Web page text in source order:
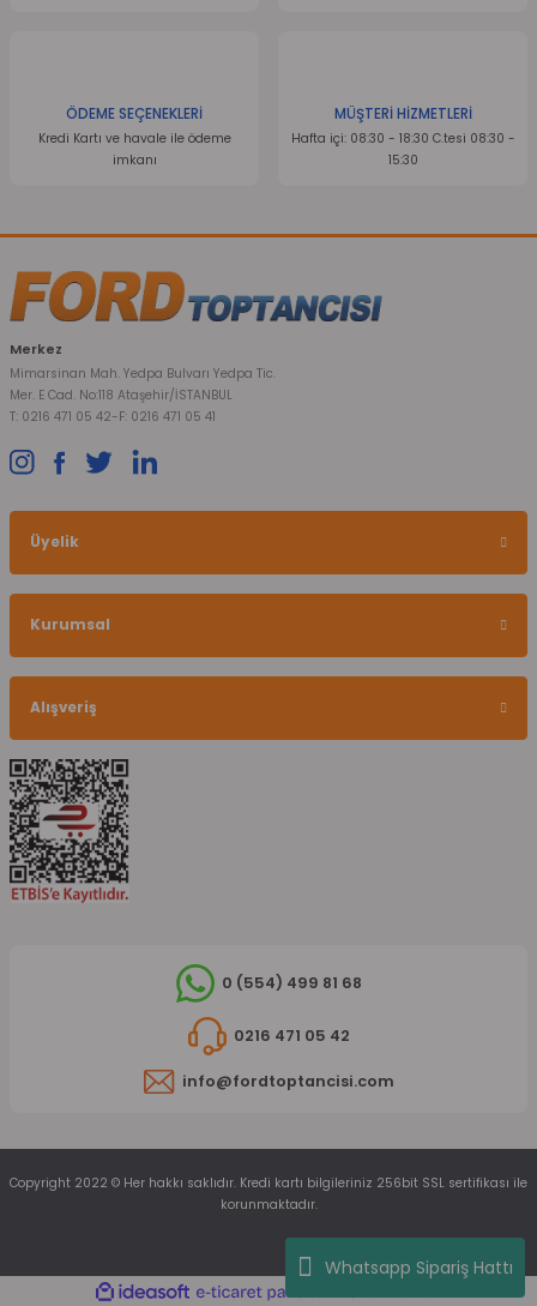
Whatsapp Sipariş Hattı
ÖDEME SEÇENEKLERİ
Kredi Kartı ve havale ile ödeme
imkanı
MÜŞTERİ HİZMETLERİ
Hafta içi: 08:30 - 18:30 C.tesi 08:30 -
15:30
Merkez
Mimarsinan Mah. Yedpa Bulvarı Yedpa Tic.
Mer. E Cad. No:118 Ataşehir/İSTANBUL
T: 0216 471 05 42-F: 0216 471 05 41
Üyelik
Kurumsal
Alışveriş
0 (554) 499 81 68
0216 471 05 42
info@fordtoptancisi.com
Copyright 2022 © Her hakkı saklıdır. Kredi kartı bilgileriniz 256bit SSL sertifikası ile
korunmaktadır.
ideasoft